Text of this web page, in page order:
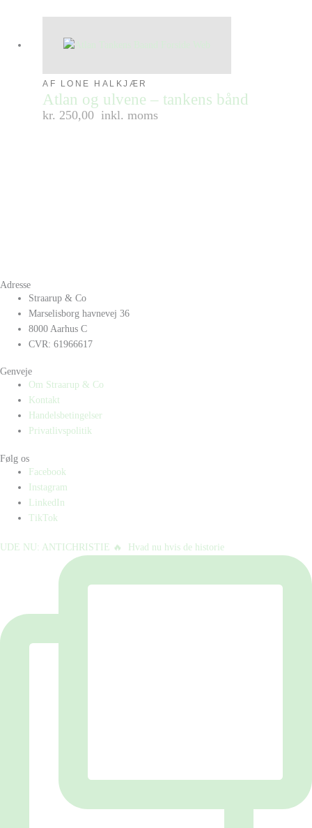
AF LONE HALKJÆR
Atlan og ulvene – tankens bånd
kr. 250,00 inkl. moms
Adresse
Straarup & Co
Marselisborg havnevej 36
8000 Aarhus C
CVR: 61966617
Genveje
Om Straarup & Co
Kontakt
Handelsbetingelser
Privatlivspolitik
Følg os
Facebook
Instagram
LinkedIn
TikTok
UDE NU: ANTICHRISTIE 🔥⁠ ⁠ Hvad nu hvis de historie